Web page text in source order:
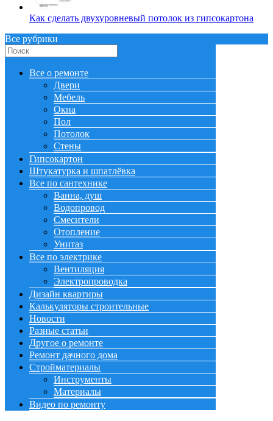
Как сделать двухуровневый потолок из гипсокартона
Все рубрики
Все о ремонте
Двери
Мебель
Окна
Пол
Потолок
Стены
Гипсокартон
Штукатурка и шпатлёвка
Все по сантехнике
Ванна, душ
Водопровод
Смесители
Отопление
Унитаз
Все по электрике
Вентиляция
Электропроводка
Дизайн квартиры
Калькуляторы строительные
Новости
Разные статьи
Другое о ремонте
Ремонт дачного дома
Стройматериалы
Инструменты
Материалы
Видео по ремонту